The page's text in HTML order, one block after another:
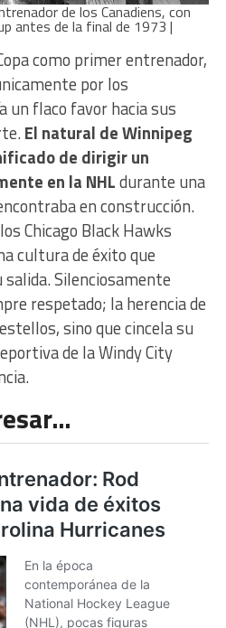
de los Canadiens, con
antes de la final de 1973 |
como primer entrenador,
por los
un flaco favor hacia sus
El natural de Winnipeg
de dirigir un
en la NHLdurante una
en construcción.
Chicago Black Hawks
cultura de éxito que
Silenciosamente
respetado; la herencia de
sino que cincela su
de la Windy City